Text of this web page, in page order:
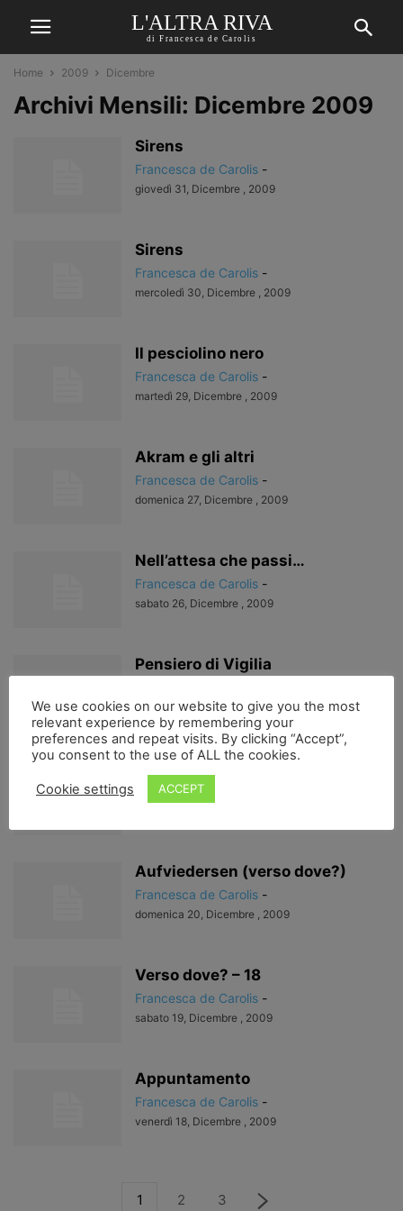
L'ALTRA RIVA
di Francesca de Carolis
Home 2009 Dicembre
Archivi Mensili: Dicembre 2009
Sirens
Francesca de Carolis -
giovedì 31, Dicembre , 2009
Sirens
Francesca de Carolis -
mercoledì 30, Dicembre , 2009
Il pesciolino nero
Francesca de Carolis -
martedì 29, Dicembre , 2009
Akram e gli altri
Francesca de Carolis -
domenica 27, Dicembre , 2009
Nell’attesa che passi…
Francesca de Carolis -
sabato 26, Dicembre , 2009
Pensiero di Vigilia
giovedì 24, Dicembre , 2009
Francesca de Carolis
Aufviedersen (verso dove?)
Francesca de Carolis -
domenica 20, Dicembre , 2009
Verso dove? – 18
Francesca de Carolis -
sabato 19, Dicembre , 2009
Appuntamento
Francesca de Carolis -
venerdì 18, Dicembre , 2009
1 2 3
We use cookies on our website to give you the most
relevant experience by remembering your
preferences and repeat visits. By clicking “Accept”,
you consent to the use of ALL the cookies.
Cookie settings ACCEPT